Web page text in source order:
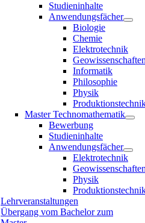
Studieninhalte
Anwendungsfächer
Biologie
Chemie
Elektrotechnik
Informatik
Philosophie
Physik
Master Technomathematik
Bewerbung
Studieninhalte
Anwendungsfächer
Elektrotechnik
Physik
Lehrveranstaltungen
Übergang vom Bachelor zum